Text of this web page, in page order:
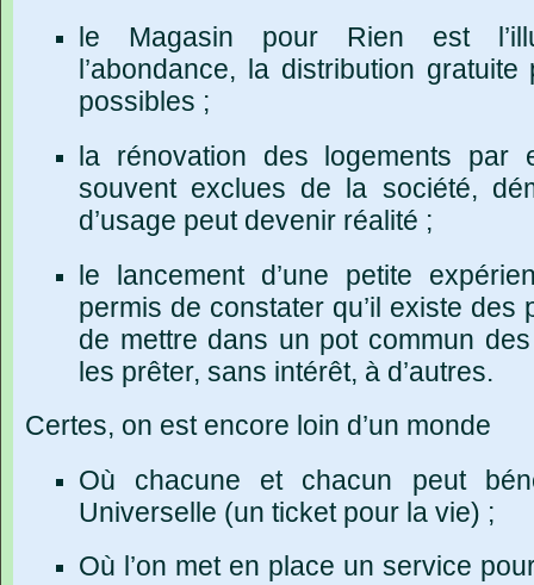
le Magasin pour Rien est
l’abondance, la distribution
possibles ;
la rénovation des logements par
souvent exclues de la société,
d’usage peut devenir réalité ;
le lancement d’une petite
permis de constater qu’il existe des
de mettre dans un pot commun
les prêter, sans intérêt, à d’autres.
Certes, on est encore loin d’un monde
Où chacune et chacun peut
Universelle (un ticket pour la vie) ;
Où l’on met en place un service